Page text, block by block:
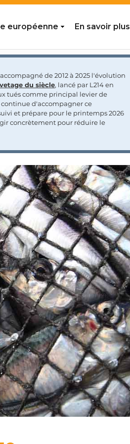
européenne En savoir plus
de 2012 à 2025 l'évolution
du siècle, lancé par L214 en
tués comme principal levier de
d'accompagner ce
et prépare pour le printemps 2026
concrètement pour réduire le